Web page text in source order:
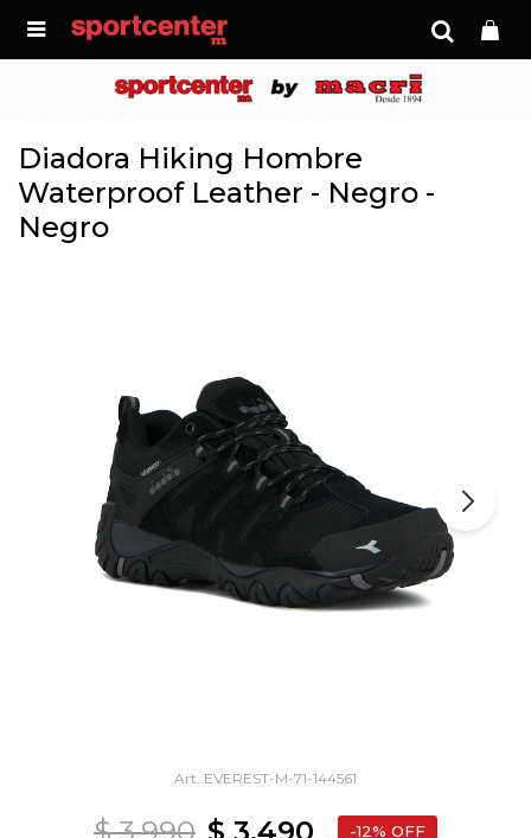

Diadora Hiking Hombre
Waterproof Leather - Negro -
Negro
EVEREST-M-71-144561
12